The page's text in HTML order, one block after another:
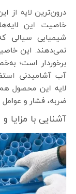
خاصیت این
شیمیایی سیالی
نمی‌دهند. این
برخوردار است؛
آب آشامیدنی
لایه این محصول
ضربه، فشار و
آشنایی با مزایا